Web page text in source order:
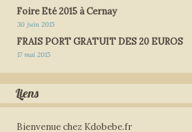
Foire Eté 2015 à Cernay
30 juin 2015
FRAIS PORT GRATUIT DES 20 EUROS
17 mai 2015
Liens
Bienvenue chez Kdobebe.fr